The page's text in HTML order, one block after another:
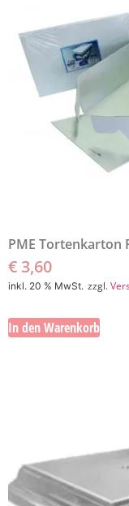
PME Tortenkarton
€ 3,60
inkl. 20 % MwSt. zzgl.
In den Warenkorb